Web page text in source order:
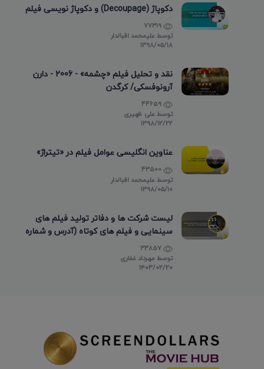
دکوپاژ (Decoupage) و دکوپاژ نویسی فیلم
توسطعلیمحمد اقبالدار
۱۳۹۸/۰۵/۱۸
نقد و تحلیل فیلم «چشمه» - 2006 - دارن
آرونوفسکی/ کرگدن
توسطعلی ظهیری
۱۳۹۸/۱۲/۲۲
عناوین انگلیسی عوامل فیلم در «تیتراژ»
توسطعلیمحمد اقبالدار
۱۳۹۸/۰۵/۱۰
لیست شرکت ها و دفاتر تولید فیلم های
سینمایی و فیلم های کوتاه (آدرس و شماره
تماس)
توسط مهرداد غفاری
۱۴۰۳/۰۲/۲۰